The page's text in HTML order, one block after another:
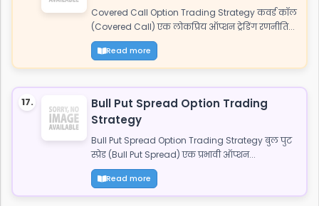
Covered Call Option Trading Strategy कवर्ड कॉल
(Covered Call) एक लोकप्रिय ऑप्शन ट्रेडिंग रणनीति...
Read more
17.
Bull Put Spread Option Trading
Strategy
Bull Put Spread Option Trading Strategy बुल पुट
स्प्रेड (Bull Put Spread) एक प्रभावी ऑप्शन...
Read more